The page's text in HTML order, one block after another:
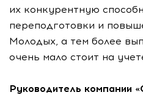
их конкурентную
переподготовки и
Молодых, а тем более
очень мало стоит на
Руководитель компании